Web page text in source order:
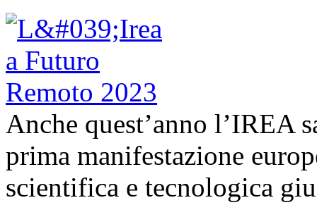
Anche quest’anno l’IREA
prima manifestazione
scientifica e tecnologica